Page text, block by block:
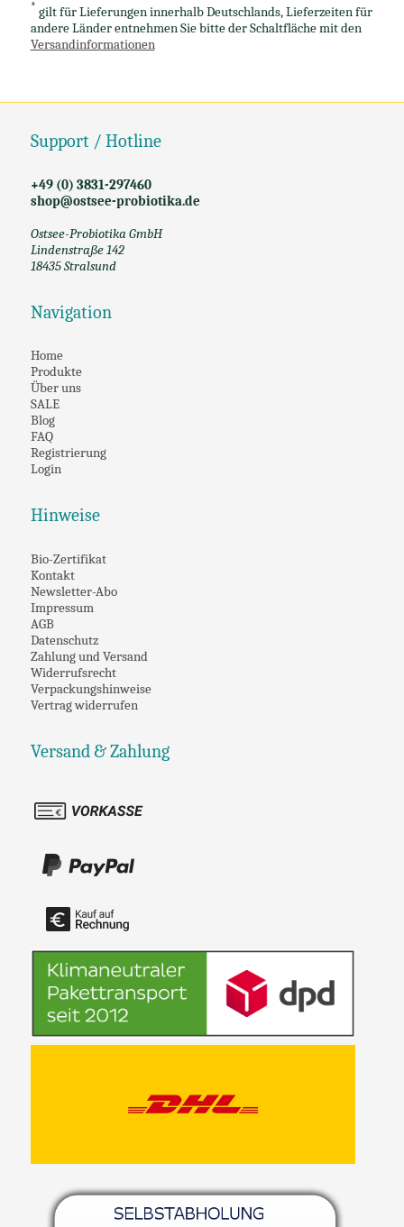
* gilt für Lieferungen innerhalb Deutschlands, Lieferzeiten für
andere Länder entnehmen Sie bitte der Schaltfläche mit den
Versandinformationen
Support / Hotline
+49 (0) 3831-297460
shop@ostsee-probiotika.de
Ostsee-Probiotika GmbH
Lindenstraße 142
18435 Stralsund
Navigation
Home
Produkte
Über uns
SALE
Blog
FAQ
Registrierung
Login
Hinweise
Bio-Zertifikat
Kontakt
Newsletter-Abo
Impressum
AGB
Datenschutz
Zahlung und Versand
Widerrufsrecht
Verpackungshinweise
Vertrag widerrufen
Versand & Zahlung